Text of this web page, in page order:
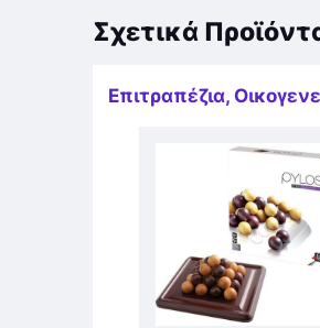
Σχετικά
Επιτραπέζια,